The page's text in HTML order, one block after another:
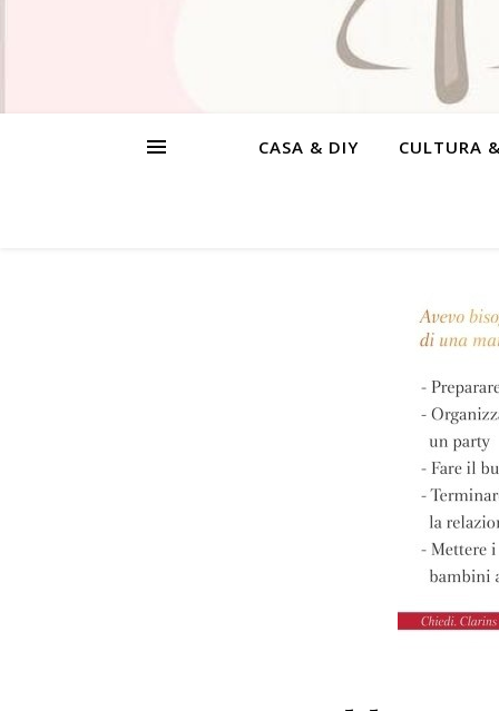
CASA & DIY CULTURA